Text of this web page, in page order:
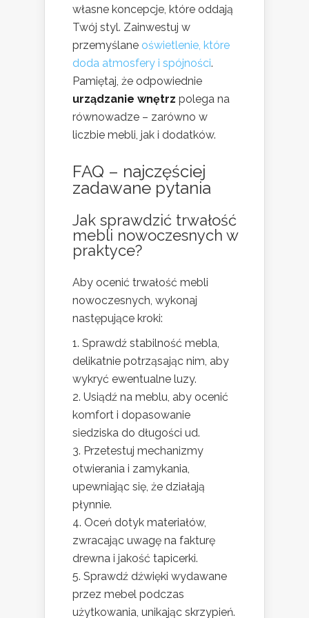
własne koncepcje, które oddają
Twój styl. Zainwestuj w
przemyślane oświetlenie, które
doda atmosfery i spójności.
Pamiętaj, że odpowiednie
urządzanie wnętrz polega na
równowadze – zarówno w
liczbie mebli, jak i dodatków.
FAQ – najczęściej
zadawane pytania
Jak sprawdzić trwałość
mebli nowoczesnych w
praktyce?
Aby ocenić trwałość mebli
nowoczesnych, wykonaj
następujące kroki:
Sprawdź stabilność mebla,
delikatnie potrząsając nim, aby
wykryć ewentualne luzy.
Usiądź na meblu, aby ocenić
komfort i dopasowanie
siedziska do długości ud.
Przetestuj mechanizmy
otwierania i zamykania,
upewniając się, że działają
płynnie.
Oceń dotyk materiałów,
zwracając uwagę na fakturę
drewna i jakość tapicerki.
Sprawdź dźwięki wydawane
przez mebel podczas
użytkowania, unikając skrzypień.